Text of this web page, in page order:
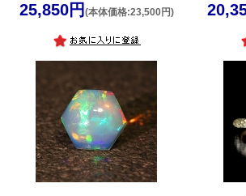
25,850円 (本体価格:23,500円)